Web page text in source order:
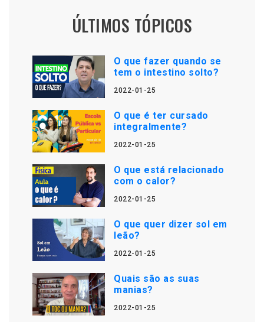
ÚLTIMOS TÓPICOS
O que fazer quando se
tem o intestino solto?
2022-01-25
O que é ter cursado
integralmente?
2022-01-25
O que está relacionado
com o calor?
2022-01-25
O que quer dizer sol em
leão?
2022-01-25
Quais são as suas
manias?
2022-01-25